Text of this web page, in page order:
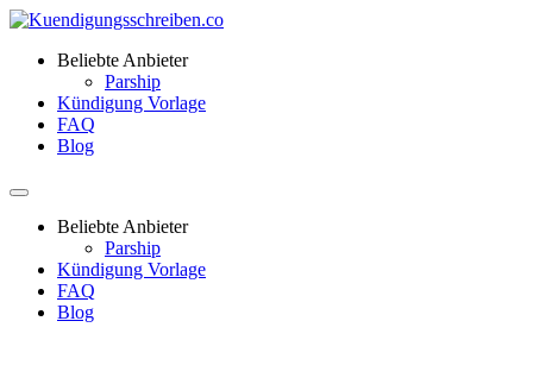
Beliebte Anbieter
Parship
Kündigung Vorlage
FAQ
Blog
Beliebte Anbieter
Parship
Kündigung Vorlage
FAQ
Blog